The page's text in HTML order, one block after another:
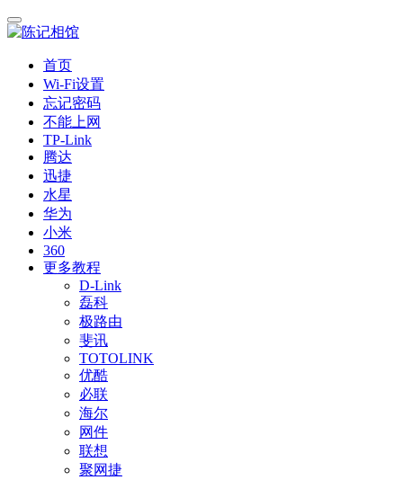
首页
Wi-Fi设置
忘记密码
不能上网
TP-Link
腾达
迅捷
水星
华为
小米
360
更多教程
D-Link
磊科
极路由
斐讯
TOTOLINK
优酷
必联
海尔
网件
联想
聚网捷